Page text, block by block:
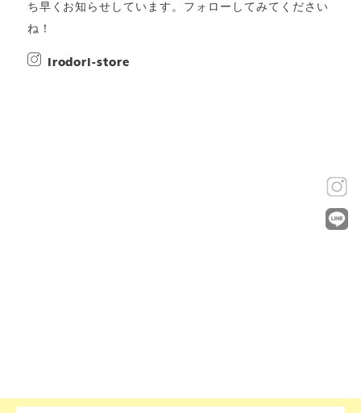
ち早くお知らせしています。フォローしてみてください
ね！
irodori-store